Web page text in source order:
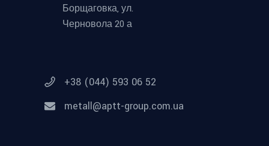
Борщаговка, ул.
Черновола 20 а
+38 (044) 593 06 52
metall@aptt-group.com.ua